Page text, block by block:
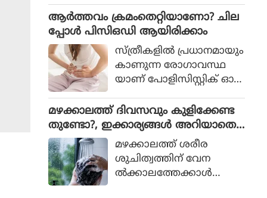
മറ്റും ഭാവിയില്‍ ഹൃദ
യാഘാത സാധ്യത കുറ
യ്ക്കും.
ള്‍, പപ്രിക, ചുവന്ന
കുരുമുളക്, ചില പ്രാണിക
ള്‍ എന്നിവയില്‍ പോലും
കാണപ്പെടുന്നു. ഭക്ഷണ
ത്തില്‍ കൂടുതല്‍ ക
രോട്ടിനോയിഡ് സമ്പുഷ്ട
മാകുമ്പോള്‍ മഞ്ഞക്കരു
കൂടുതല്‍ സമ്പന്നമാകും.
ആർത്തവം ക്രമംതെറ്റിയാണോ? ചില
പ്പോൾ പിസിഒഡി ആയിരിക്കാം
സ്ത്രീകളിൽ പ്രധാനമായും
കാണുന്ന രോഗാവസ്ഥ
യാണ് പോളിസിസ്റ്റിക് ഓവ
പിസിഒഡി. ഹോർമോൺ
വ്യതിയാനമാണ് പ്രധാന
മായും പിസിഒഡിയിലേക്ക്
നയിക്കുന്നത്. അണ്ഡാശ
യത്തിൽ ചെറിയ വളർച്ചക
ൾ രൂപപ്പെടുന്ന അവസ്ഥ
മഴക്കാലത്ത് ദിവസവും കുളിക്കേണ്ട
തുണ്ടോ?, ഇക്കാര്യങ്ങൾ അറിയാതെ
പോകരുത്
മഴക്കാലത്ത് ശരീര
ശുചിത്വത്തിന് വേന
ല്‍ക്കാലത്തേക്കാള്‍